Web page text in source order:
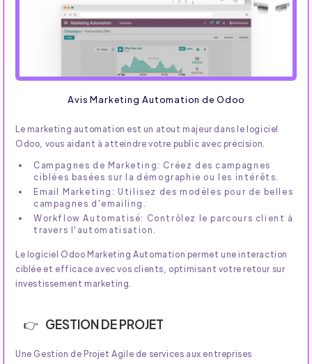
Avis Marketing Automation de Odoo
Le marketing automation est un atout majeur dans le logiciel
Odoo, vous aidant à atteindre votre public avec précision.
Campagnes de Marketing: Créez des campagnes
ciblées basées sur la démographie ou les intérêts.
Email Marketing: Utilisez des modèles pour de belles
campagnes d'emailing.
Workflow Automatisé: Contrôlez le parcours client à
travers l'automatisation.
Le logiciel Odoo Marketing Automation permet une interaction
ciblée et efficace avec vos clients, optimisant votre retour sur
investissement marketing.
GESTION DE PROJET
Une Gestion de Projet Agile de services aux entreprises